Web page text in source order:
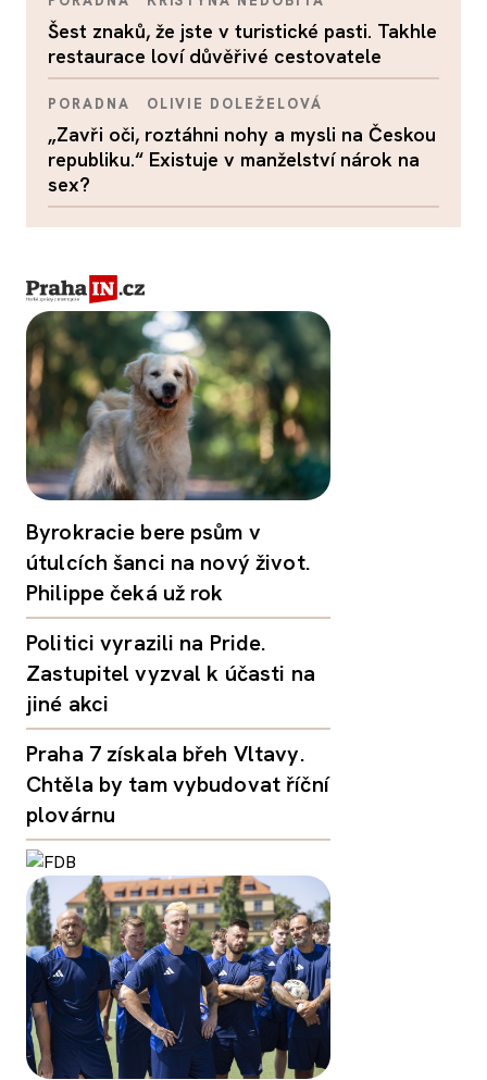
Šest znaků, že jste v turistické pasti. Takhle
restaurace loví důvěřivé cestovatele
PORADNA OLIVIE DOLEŽELOVÁ
„Zavři oči, roztáhni nohy a mysli na Českou
republiku.“ Existuje v manželství nárok na
sex?
Byrokracie bere psům v
útulcích šanci na nový život.
Philippe čeká už rok
Politici vyrazili na Pride.
Zastupitel vyzval k účasti na
jiné akci
Praha 7 získala břeh Vltavy.
Chtěla by tam vybudovat říční
plovárnu